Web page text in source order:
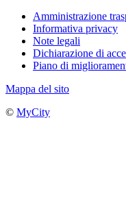
Amministrazione
Informativa privacy
Note legali
Dichiarazione di
Piano di
Mappa del sito
© MyCity